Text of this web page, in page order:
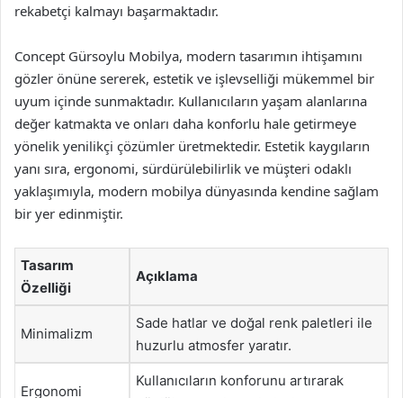
rekabetçi kalmayı başarmaktadır.
Concept Gürsoylu Mobilya, modern tasarımın ihtişamını
gözler önüne sererek, estetik ve işlevselliği mükemmel bir
uyum içinde sunmaktadır. Kullanıcıların yaşam alanlarına
değer katmakta ve onları daha konforlu hale getirmeye
yönelik yenilikçi çözümler üretmektedir. Estetik kaygıların
yanı sıra, ergonomi, sürdürülebilirlik ve müşteri odaklı
yaklaşımıyla, modern mobilya dünyasında kendine sağlam
bir yer edinmiştir.
Tasarım
Özelliği
Açıklama
Minimalizm
Sade hatlar ve doğal renk paletleri ile
huzurlu atmosfer yaratır.
Ergonomi
Kullanıcıların konforunu artırarak